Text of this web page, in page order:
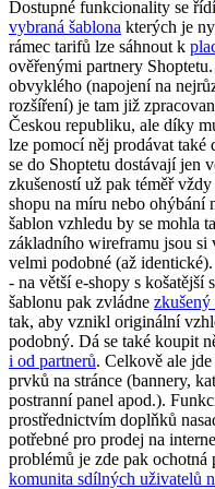
Dostupné funkcionality se
vybraná šablona kterých je
rámec tarifů lze sáhnout k
ověřenými partnery
obvyklého (napojení na
rozšíření) je tam již
Českou republiku, ale díky
lze pomocí něj prodávat
se do Shoptetu dostávají jen
zkušeností už pak téměř
shopu na míru nebo ohýbání
šablon vzhledu by se mohla
základního wireframu jsou si
velmi podobné (až
- na větší e-shopy s košatější
šablonu pak zvládne zkušený
tak, aby vznikl originální
podobný. Dá se také koupit
i od partnerů. Celkově ale
prvků na stránce (bannery,
postranní panel apod.).
prostřednictvím doplňků
potřebné pro prodej na
problémů je zde pak ochotná
komunita sdílných uživatelů